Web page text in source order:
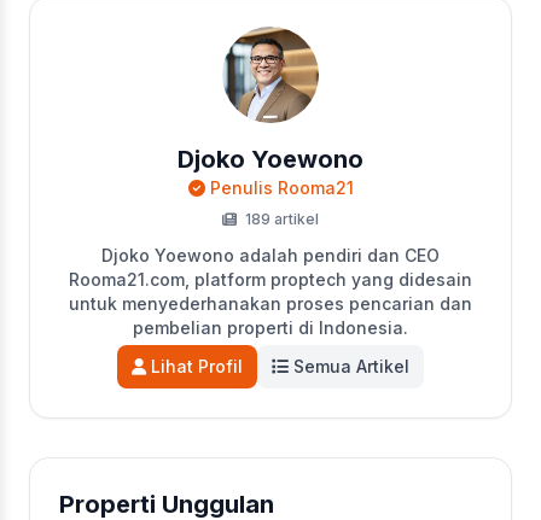
Djoko Yoewono
Penulis Rooma21
189 artikel
Djoko Yoewono adalah pendiri dan CEO
Rooma21.com, platform proptech yang didesain
untuk menyederhanakan proses pencarian dan
pembelian properti di Indonesia.
Lihat Profil
Semua Artikel
Properti Unggulan